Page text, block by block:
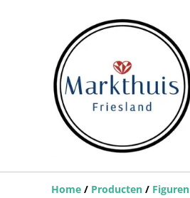
Home / Producten / Figuren